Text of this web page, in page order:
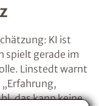
KI ist
spielt gerade im
Linstedt warnt
„Erfahrung,
das kann keine